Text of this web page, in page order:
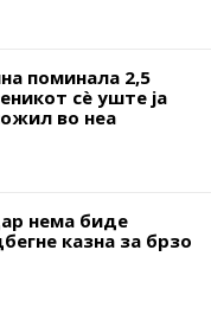
поминала 2,5
сѐ уште ја
во неа
нема биде
казна за брзо